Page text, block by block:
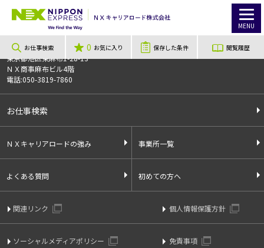
MENU
お仕事検索 0 お気に入り 保存した条件 閲覧履歴
TOP お仕事検索
014009
〒106-0044
東京都港区東麻布1-28-13
ＮＸ商事麻布ビル4階
電話:050-3819-7860
お仕事検索
ＮＸキャリアロードの強み 事業所一覧
よくある質問 初めての方へ
関連リンク 個人情報保護方針
ソーシャルメディアポリシー 免責事項